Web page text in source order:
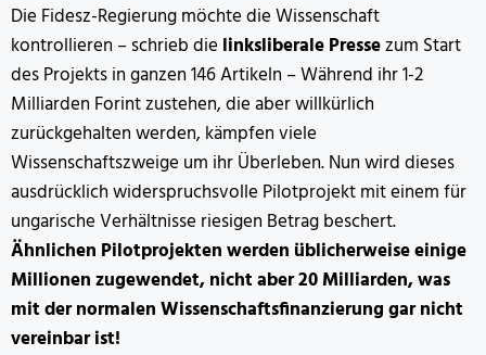
Die Fidesz-Regierung möchte die Wissenschaft
kontrollieren – schrieb die linksliberale Pressezum Start
des Projekts in ganzen 146 Artikeln – Während ihr 1-2
Milliarden Forint zustehen, die aber willkürlich
zurückgehalten werden, kämpfen viele
Wissenschaftszweige um ihr Überleben. Nun wird dieses
ausdrücklich widerspruchsvolle Pilotprojekt mit einem für
ungarische Verhältnisse riesigen Betrag beschert.
Ähnlichen Pilotprojekten werden üblicherweise einige
Millionen zugewendet, nicht aber 20 Milliarden, was
mit der normalen Wissenschaftsfinanzierung gar nicht
vereinbar ist!